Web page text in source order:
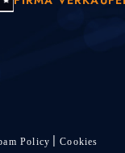
Policy
Cookies